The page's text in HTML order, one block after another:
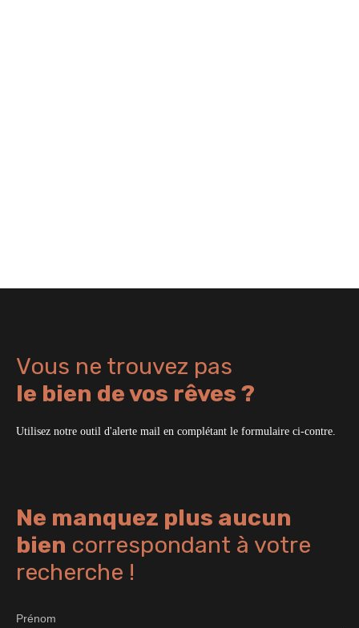
Vous ne trouvez pas
le bien de vos rêves ?
Utilisez notre outil d'alerte mail en complétant le formulaire ci-contre.
Ne manquez plus aucun
bien correspondant à votre
recherche !
Prénom